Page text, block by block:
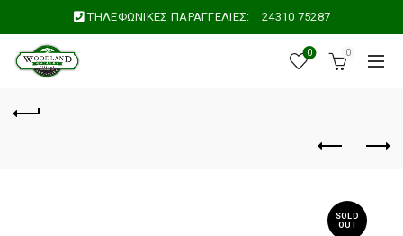
ΤΗΛΕΦΩΝΙΚΕΣ ΠΑΡΑΓΓΕΛΙΕΣ: 24310 75287
0 0
SOLD
OUT